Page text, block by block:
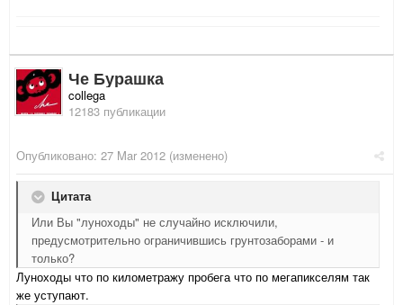
Че Бурашка
collega
12183 публикации
Опубликовано: 27 Mar 2012 (изменено)
Цитата
Или Вы "луноходы" не случайно исключили,
предусмотрительно ограничившись грунтозаборами - и
только?
Луноходы что по километражу пробега что по мегапикселям так
же уступают.